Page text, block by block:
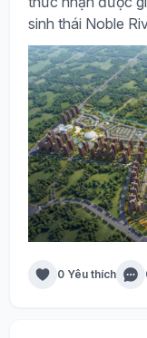
sinh thái Noble
0 Yêu thích